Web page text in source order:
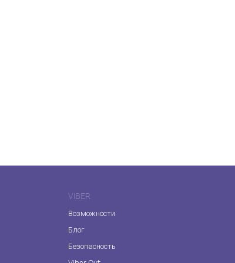
VIBER
Возможности
Блог
Безопасность